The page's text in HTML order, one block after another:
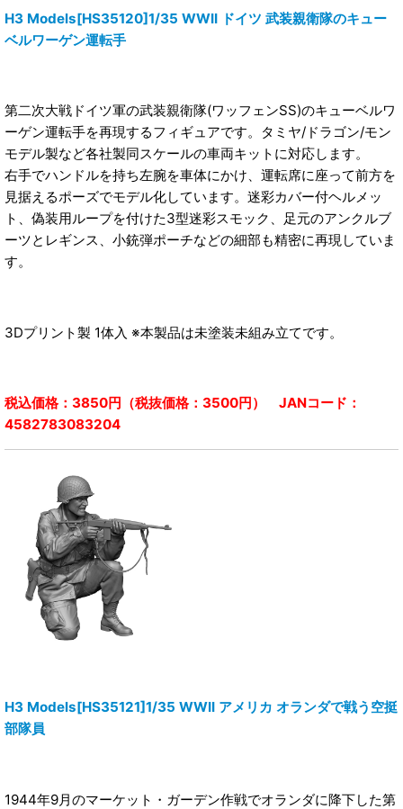
H3 Models[HS35120]1/35 WWII ドイツ 武装親衛隊のキュー
ベルワーゲン運転手
第二次大戦ドイツ軍の武装親衛隊(ワッフェンSS)のキューベルワ
ーゲン運転手を再現するフィギュアです。タミヤ/ドラゴン/モン
モデル製など各社製同スケールの車両キットに対応します。
右手でハンドルを持ち左腕を車体にかけ、運転席に座って前方を
見据えるポーズでモデル化しています。迷彩カバー付ヘルメッ
ト、偽装用ループを付けた3型迷彩スモック、足元のアンクルブ
ーツとレギンス、小銃弾ポーチなどの細部も精密に再現していま
す。
3Dプリント製 1体入 ※本製品は未塗装未組み立てです。
税込価格：3850円（税抜価格：3500円） JANコード：
4582783083204
H3 Models[HS35121]1/35 WWII アメリカ オランダで戦う空挺
部隊員
1944年9月のマーケット・ガーデン作戦でオランダに降下した第